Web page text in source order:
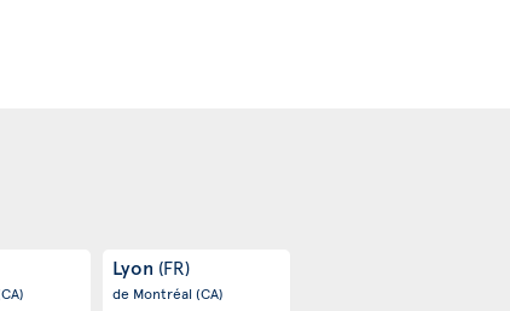
Lyon (FR)
de Montréal(CA)